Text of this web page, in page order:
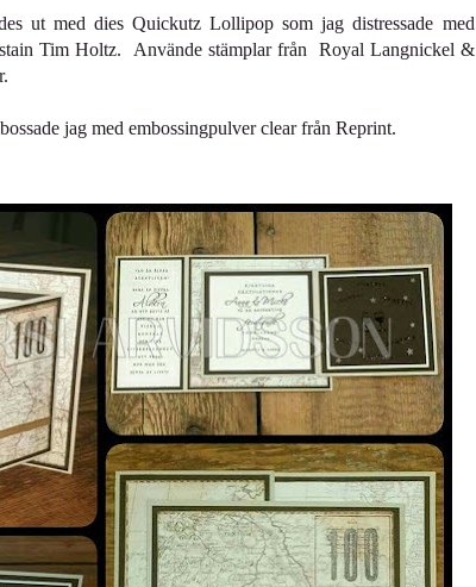
ut med dies Quickutz Lollipop som jag distressade med
Tim Holtz. Använde stämplar från Royal Langnickel &
jagmed embossingpulver clear från Reprint.